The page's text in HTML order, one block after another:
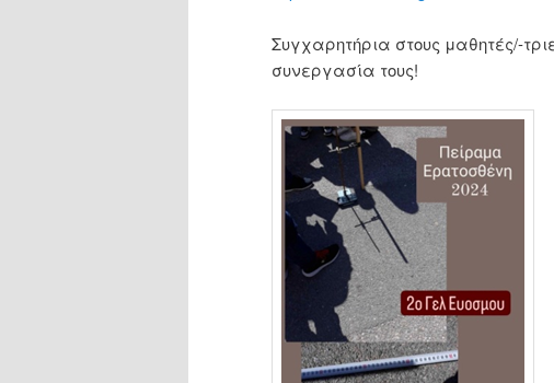
Συγχαρητήρια στους μαθητές/-
συνεργασία τους!